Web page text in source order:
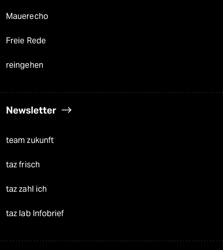
Mauerecho
Freie Rede
reingehen
Newsletter
team zukunft
taz frisch
taz zahl ich
taz lab Infobrief